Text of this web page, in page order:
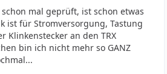
mal geprüft, ist schon etwas
ist für Stromversorgung, Tastung
Klinkenstecker an den TRX
bin ich nicht mehr so GANZ